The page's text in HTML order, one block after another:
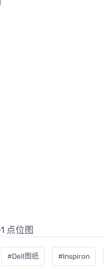
#Dell图纸 #Inspiron